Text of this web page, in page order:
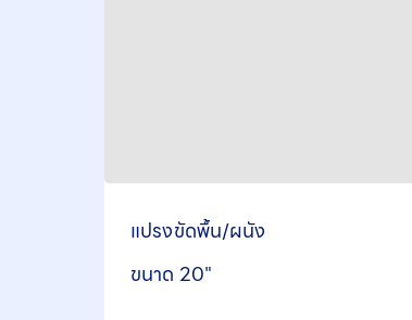
แปรงขัดพื้น/ผนัง
ขนาด 20"